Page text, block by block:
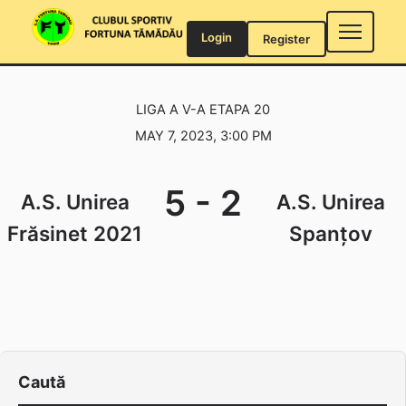
Login Register
LIGA A V-A ETAPA 20
MAY 7, 2023, 3:00 PM
A.S. Unirea
Frăsinet 2021
5 - 2
A.S. Unirea
Spanțov
Caută